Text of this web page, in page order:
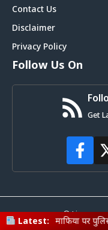
Latest:
पर पुलिस का सर्जिकल
Contact Us
Disclaimer
Privacy Policy
Follow Us On
Get
©